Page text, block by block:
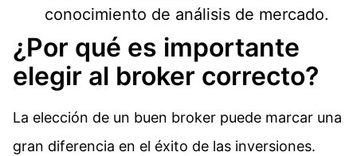
conocimiento de análisis de mercado.
¿Por qué es importante
elegir al broker correcto?
La elección de un buen broker puede marcar una
gran diferencia en el éxito de las inversiones.